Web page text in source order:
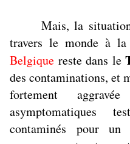
Mais, la situation
travers le monde à
Belgique reste dans le
des contaminations, et
fortement
asymptomatiques
contaminés pour